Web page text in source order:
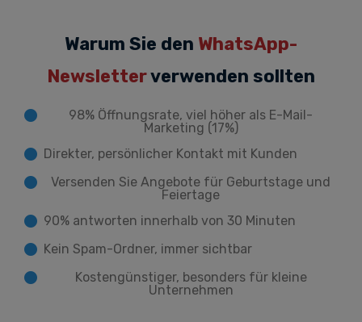
Warum Sie den WhatsApp-
Newsletterverwenden sollten
98% Öffnungsrate, viel höher als E-Mail-
Marketing (17%)
Direkter, persönlicher Kontakt mit Kunden
Versenden Sie Angebote für Geburtstage und
Feiertage
90% antworten innerhalb von 30 Minuten
Kein Spam-Ordner, immer sichtbar
Kostengünstiger, besonders für kleine
Unternehmen